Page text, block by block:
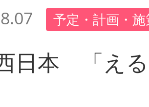
予定・計画・
日本 「え